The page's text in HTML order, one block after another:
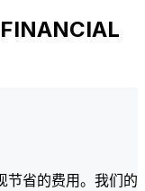
节省的费用。我们的